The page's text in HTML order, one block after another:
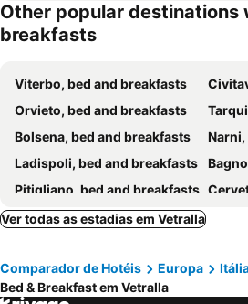
Other popular destinations
breakfasts
Viterbo, bed and breakfasts
Orvieto, bed and breakfasts
Bolsena, bed and breakfasts
Ladispoli, bed and breakfasts
Pitigliano, bed and breakfasts
Santa Marinella, bed and breakfasts
Ronciglione, bed and breakfasts
Orte,
Montalto di Castro, bed and breakfasts
Ver todas as estadias em Vetralla
Comparador de Hotéis Europa
Bed & Breakfast em Vetralla